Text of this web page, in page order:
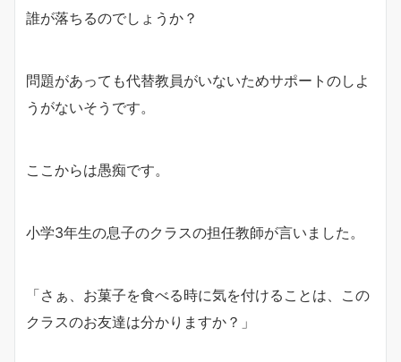
誰が落ちるのでしょうか？
問題があっても代替教員がいないためサポートのしよ
うがないそうです。
ここからは愚痴です。
小学3年生の息子のクラスの担任教師が言いました。
「さぁ、お菓子を食べる時に気を付けることは、この
クラスのお友達は分かりますか？」